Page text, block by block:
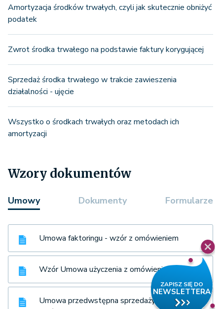
Amortyzacja środków trwałych, czyli jak skutecznie obniżyć
podatek
Zwrot środka trwałego na podstawie faktury korygującej
Sprzedaż środka trwałego w trakcie zawieszenia
działalności - ujęcie
Wszystko o środkach trwałych oraz metodach ich
amortyzacji
Wzory dokumentów
Umowy Dokumenty Formularze
Umowa faktoringu - wzór z omówieniem
Wzór Umowa użyczenia z omówieniem
Umowa przedwstępna sprzedaży - wzór z